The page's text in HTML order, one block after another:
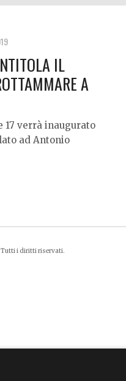
IL
A
17 verrà inaugurato
ad Antonio
Tutti i diritti riservati.